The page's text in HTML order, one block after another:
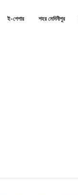
ই-পেপার শহর মেদিনীপুর